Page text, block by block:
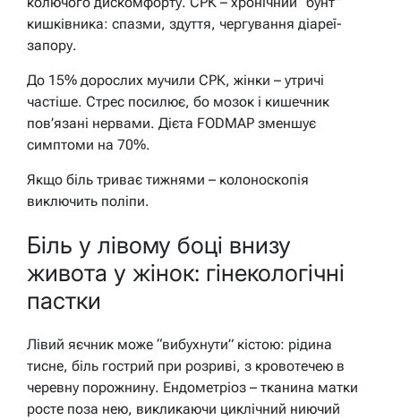
кишківника: спазми, здуття, чергування діареї-
запору.
До 15% дорослих мучили СРК, жінки – утричі
частіше. Стрес посилює, бо мозок і кишечник
пов’язані нервами. Дієта FODMAP зменшує
симптоми на 70%.
Якщо біль триває тижнями – колоноскопія
виключить поліпи.
Біль у лівому боці внизу
живота у жінок: гінекологічні
пастки
Лівий яєчник може “вибухнути” кістою: рідина
тисне, біль гострий при розриві, з кровотечею в
черевну порожнину. Ендометріоз – тканина матки
росте поза нею, викликаючи циклічний ниючий